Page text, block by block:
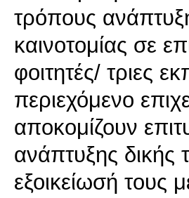
τρόπους
καινοτομίας σε
φοιτητές/ τριες
περιεχόμενο
αποκομίζουν
ανάπτυξης δικής
εξοικείωσή τους